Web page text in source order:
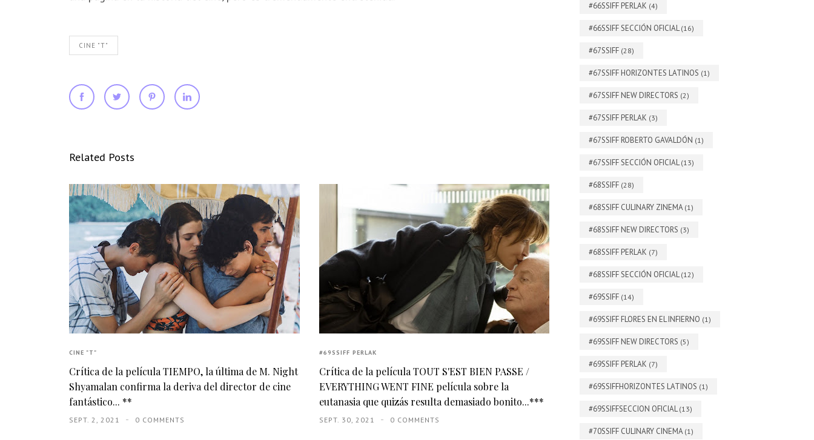
CINE "T"
Related Posts
CINE "T"
Crítica de la película TIEMPO, la última de M. Night
Shyamalan confirma la deriva del director de cine
fantástico... **
SEPT. 2, 2021 0 COMMENTS
#69SSIFF PERLAK
Crítica de la película TOUT S'EST BIEN PASSE /
EVERYTHING WENT FINE película sobre la
eutanasia que quizás resulta demasiado bonito...***
SEPT. 30, 2021 0 COMMENTS
#66SSIFF PERLAK (4)
#66SSIFF SECCIÓN OFICIAL(16)
#67SSIFF (28)
#67SSIFF HORIZONTES LATINOS (1)
#67SSIFF NEW DIRECTORS (2)
#67SSIFF PERLAK (3)
#67SSIFF ROBERTO GAVALDÓN (1)
#67SSIFF SECCIÓN OFICIAL(13)
#68SSIFF (28)
#68SSIFF CULINARY ZINEMA (1)
#68SSIFF NEW DIRECTORS (3)
#68SSIFF PERLAK (7)
#68SSIFF SECCIÓN OFICIAL(12)
#69SSIFF (14)
#69SSIFF FLORES EN EL INFIERNO (1)
#69SSIFF NEW DIRECTORS (5)
#69SSIFF PERLAK (7)
#69SSIFFHORIZONTES LATINOS (1)
#69SSIFFSECCION OFICIAL(13)
#70SSIFF CULINARY CINEMA (1)